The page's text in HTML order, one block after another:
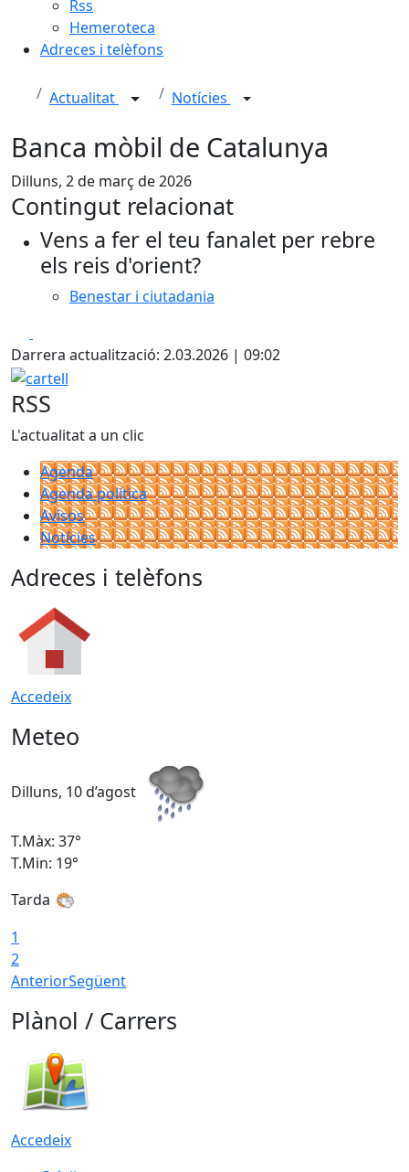
Rss
Hemeroteca
Adreces i telèfons
Actualitat Notícies
Banca mòbil de Catalunya
Dilluns, 2 de març de 2026
Contingut relacionat
Vens a fer el teu fanalet per rebre
els reis d'orient?
Benestar i ciutadania
Darrera actualització: 2.03.2026 | 09:02
cartell
RSS
L'actualitat a un clic
Agenda
Agenda política
Avisos
Notícies
Adreces i telèfons
Accedeix
Meteo
Dilluns, 10 d’agost
T.Màx: 37°
T.Min: 19°
Tarda
1
2
AnteriorSegüent
Plànol / Carrers
Accedeix